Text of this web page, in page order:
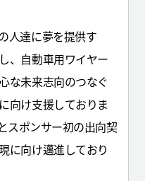
人達に夢を提供す
、自動車用ワイヤー
な未来志向のつなぐ
向け支援しておりま
スポンサー初の出向契
に向け邁進しており